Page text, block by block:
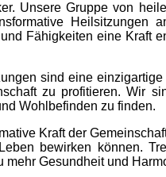
Unsere Gruppe von
Heilsitzungen
Fähigkeiten eine Kraft
sind eine
zu profitieren. Wir
Wohlbefinden zu finden.
Kraft der
bewirken können.
mehr Gesundheit und